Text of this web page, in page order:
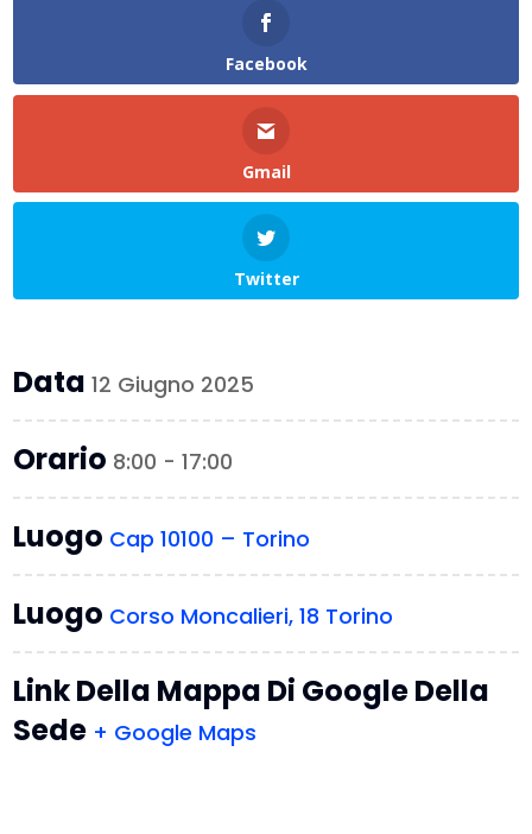
Facebook
Gmail
Twitter
Data12 Giugno 2025
Orario 8:00 - 17:00
Luogo Cap 10100 – Torino
Luogo Corso Moncalieri, 18 Torino
Link Della Mappa Di Google Della
Sede + Google Maps